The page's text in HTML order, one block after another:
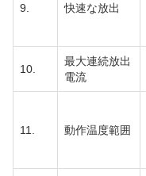
9. 快速な放出
10.
最大連続放出
電流
11. 動作温度範囲